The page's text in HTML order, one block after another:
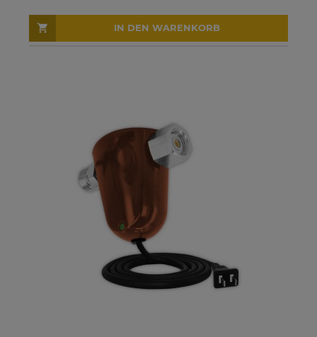
IN DEN WARENKORB